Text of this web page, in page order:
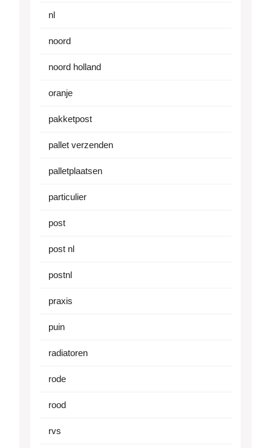
nl
noord
noord holland
oranje
pakketpost
pallet verzenden
palletplaatsen
particulier
post
post nl
postnl
praxis
puin
radiatoren
rode
rood
rvs